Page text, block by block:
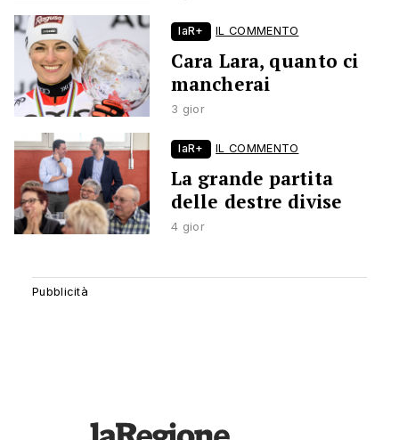
laR+ IL COMMENTO
Cara Lara, quanto ci
mancherai
3 gior
laR+ IL COMMENTO
La grande partita
delle destre divise
4 gior